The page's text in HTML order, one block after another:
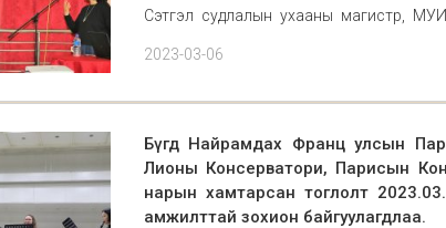
Сэтгэл судлалын ухааны магистр,
дэргэдэх МАНДАЛА төвийн сэтгэл
БЦМС-ийн 9, 10, 11, 12-р ангийн
2023-03-06
Бүгд Найрамдах Франц улсын
Лионы Консерватори, Парисын
нарын хамтарсан тоглолт
амжилттай зохион байгуулагдлаа.